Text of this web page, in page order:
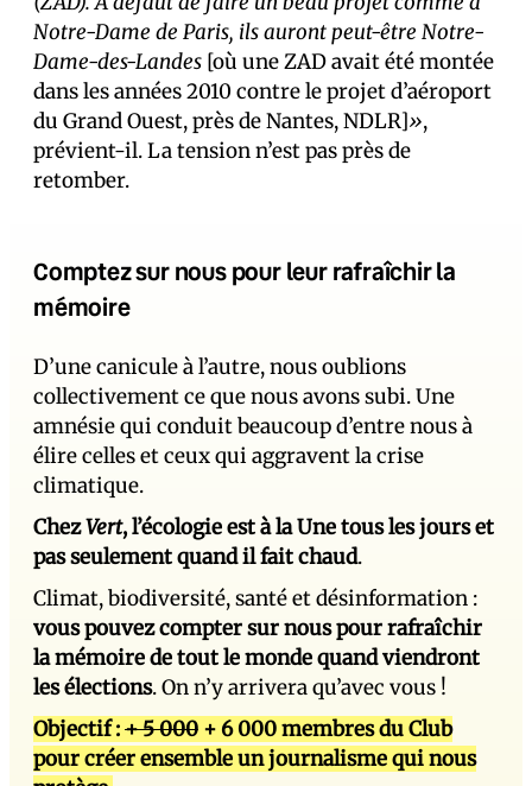
Notre-Dame de Paris, ils auront peut-être Notre-
Dame-des-Landes [où une ZAD avait été montée
dans les années 2010 contre le projet d’aéroport
du Grand Ouest, près de Nantes, NDLR]»,
prévient-il. La tension n’est pas près de
retomber.
Comptez sur nous pour leur rafraîchir la
mémoire
D’une canicule à l’autre, nous oublions
collectivement ce que nous avons subi. Une
amnésie qui conduit beaucoup d’entre nous à
élire celles et ceux qui aggravent la crise
climatique.
ChezVert, l’écologie est à la Une tous les jours et
pas seulement quand il fait chaud.
Climat, biodiversité, santé et désinformation :
vous pouvez compter sur nous pour rafraîchir
la mémoire de tout le monde quand viendront
les élections. On n’y arrivera qu’avec vous !
Objectif :+ 5 000 + 6 000 membres du Club
pour créer ensemble un journalisme qui nous